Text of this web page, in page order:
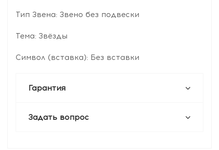
Тип Звена: Звено без подвески
Тема: Звёзды
Символ (вставка): Без вставки
Гарантия
Задать вопрос